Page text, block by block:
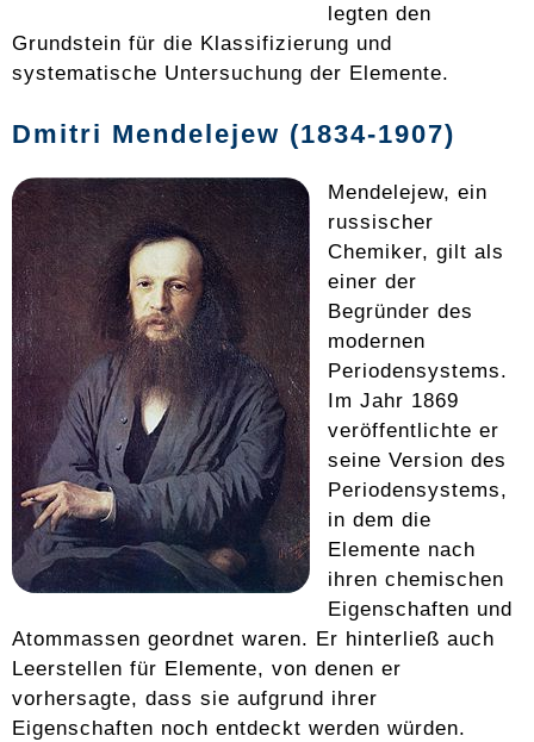
legten den
Grundstein für die Klassifizierung und
systematische Untersuchung der Elemente.
Dmitri Mendelejew (1834-1907)
Mendelejew, ein
russischer
Chemiker, gilt als
einer der
Begründer des
modernen
Periodensystems.
Im Jahr 1869
veröffentlichte er
seine Version des
Periodensystems,
in dem die
Elemente nach
ihren chemischen
Eigenschaften und
Atommassen geordnet waren. Er hinterließ auch
Leerstellen für Elemente, von denen er
vorhersagte, dass sie aufgrund ihrer
Eigenschaften noch entdeckt werden würden.